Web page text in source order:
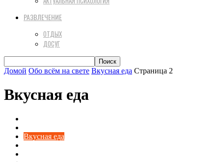
РАЗВЛЕЧЕНИЕ
ОТДЫХ
ДОСУГ
Домой Обо всём на свете Вкусная еда Страница 2
Вкусная еда
Вкусная еда